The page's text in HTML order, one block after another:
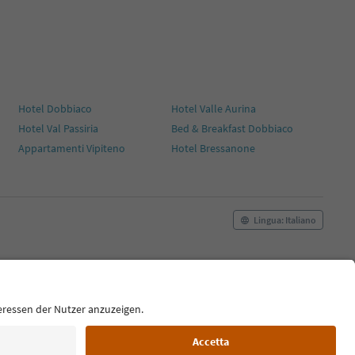
Hotel Dobbiaco
Hotel Valle Aurina
Hotel Val Passiria
Bed & Breakfast Dobbiaco
Appartamenti Vipiteno Hotel Bressanone
Lingua: Italiano